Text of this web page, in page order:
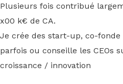
Plusieurs fois contribué
x00 k€ de CA.
Je crée des start-up, co-
parfois ou conseille les CEOs
croissance / innovation